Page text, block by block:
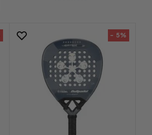
- 5%